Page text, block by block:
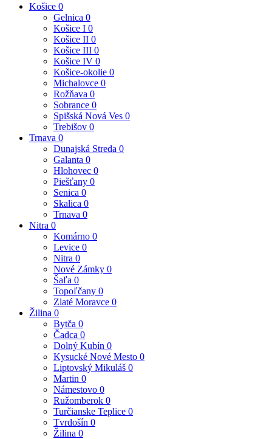
Košice 0
Gelnica 0
Košice I 0
Košice II 0
Košice III 0
Košice IV 0
Košice-okolie 0
Michalovce 0
Rožňava 0
Sobrance 0
Spišská Nová Ves 0
Trebišov 0
Trnava 0
Dunajská Streda 0
Galanta 0
Hlohovec 0
Piešťany 0
Senica 0
Skalica 0
Trnava 0
Nitra 0
Komárno 0
Levice 0
Nitra 0
Nové Zámky 0
Šaľa 0
Topoľčany 0
Zlaté Moravce 0
Žilina 0
Bytča 0
Čadca 0
Dolný Kubín 0
Kysucké Nové Mesto 0
Liptovský Mikuláš 0
Martin 0
Námestovo 0
Ružomberok 0
Turčianske Teplice 0
Tvrdošín 0
Žilina 0